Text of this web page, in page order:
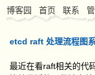
博客园 首页 联系
etcd raft 处理流程图
最近在看raft相关的代